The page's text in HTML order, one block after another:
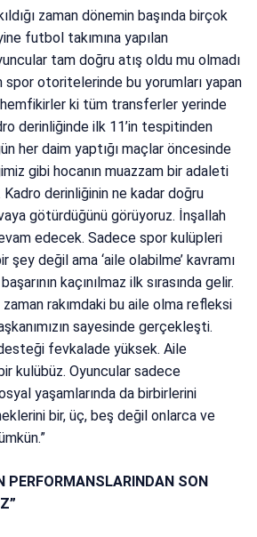
zaman dönemin başında birçok
futbol takımına yapılan
tam doğru atış oldu mu olmadı
spor otoritelerinde bu yorumları yapan
hemfikirler ki tüm transferler yerinde
derinliğinde ilk 11’in tespitinden
her daim yaptığı maçlar öncesinde
gibi hocanın muazzam bir adaleti
derinliğinin ne kadar doğru
götürdüğünü görüyoruz. İnşallah
edecek. Sadece spor kulüpleri
değil ama ‘aile olabilme’ kavramı
kaçınılmaz ilk sırasında gelir.
zaman rakımdaki bu aile olma refleksi
sayesinde gerçekleşti.
fevkalade yüksek. Aile
kulübüz. Oyuncular sadece
yaşamlarında da birbirlerini
bir, üç, beş değil onlarca ve
PERFORMANSLARINDAN SON